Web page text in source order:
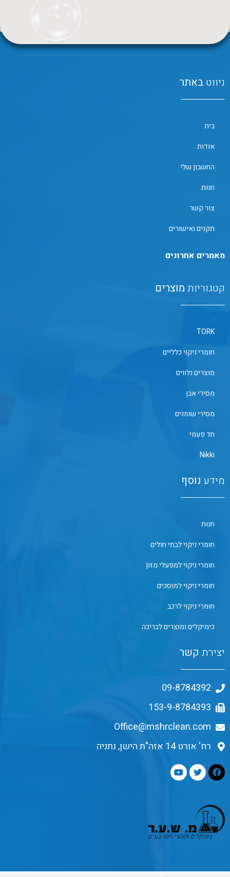
ניווט באתר
בית
אודות
החשבון שלי
חנות
צור קשר
תקנים ואישורים
מאמרים אחרונים
קטגוריות מוצרים
TORK
חומרי ניקוי כלליים
מוצרים נלווים
מסירי אבן
מסירי שומנים
חד פעמי
Nikki
מידע נוסף
חנות
חומרי ניקוי לבתי חולים
חומרי ניקוי למפעלי מזון
חומרי ניקוי למוסכים
חומרי ניקוי לרכב
כימיקלים ומוצרים לבריכה
יצירת קשר
09-8784392
153-9-8784393
Office@mshrclean.com
רח' אורט 14 אזה"ת הישן, נתניה